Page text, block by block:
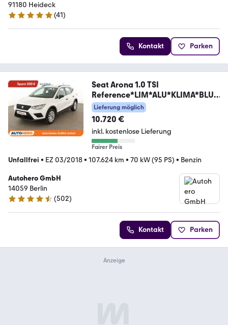
91180 Heideck
5 Sterne
(41)
Kontakt Parken
Seat Arona 1.0 TSI
Reference*LIM*ALU*KLIMA*BLUE
TOOTH*
Lieferung möglich
10.720 €
inkl. kostenlose Lieferung
Fairer Preis
Unfallfrei • EZ 03/2018• 107.624 km • 70 kW (95 PS) • Benzin
Autohero GmbH
14059 Berlin
4.5 Sterne
(502)
Kontakt Parken